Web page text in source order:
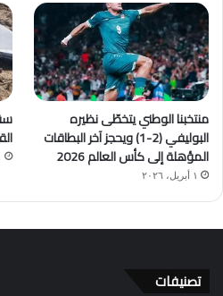
منتخبنا الوطني يتخطّى نظيره
البوليفي (2-1) ويحجز آخر البطاقات
المؤهلة إلى كأس العالم 2026
١ أبريل، ٢٠٢٦
تصنيفات